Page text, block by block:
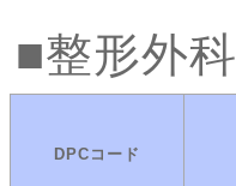
整形外科
DPCコード